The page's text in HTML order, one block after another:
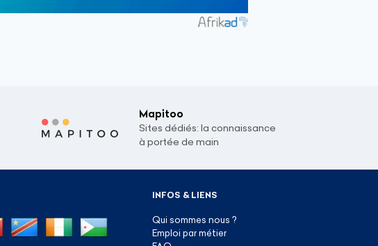
Mapitoo
Sites dédiés: la connaissance
à portée de main
INFOS & LIENS
Qui sommes nous ?
Emploi par métier